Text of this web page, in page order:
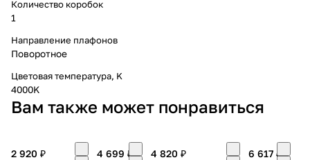
Количество коробок
1
Направление плафонов
Поворотное
Цветовая температура, K
4000K
Вам также может понравиться
2 920 ₽
4 699 ₽
4 820 ₽
6 617 ₽